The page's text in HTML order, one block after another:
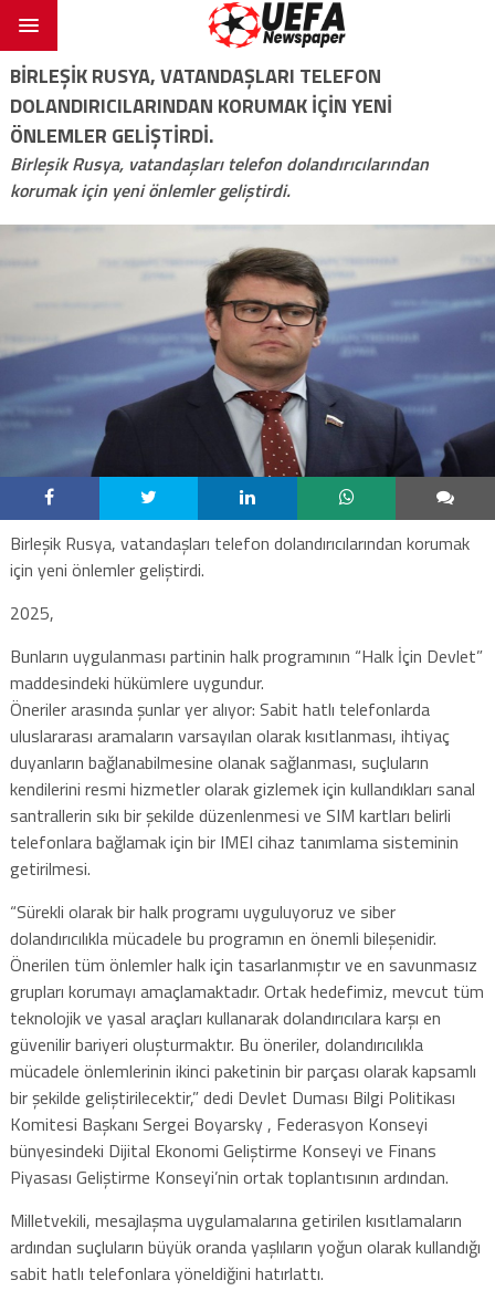
BIRLEŞIK RUSYA, VATANDAŞLARI TELEFON
DOLANDIRICILARINDAN KORUMAK IÇIN YENI
ÖNLEMLER GELIŞTIRDI.
Birleşik Rusya, vatandaşları telefon dolandırıcılarından
korumak için yeni önlemler geliştirdi.
Birleşik Rusya, vatandaşları telefon dolandırıcılarından korumak
için yeni önlemler geliştirdi.
2025,
Bunların uygulanması partinin halk programının “Halk İçin Devlet”
maddesindeki hükümlere uygundur.
Öneriler arasında şunlar yer alıyor: Sabit hatlı telefonlarda
uluslararası aramaların varsayılan olarak kısıtlanması, ihtiyaç
duyanların bağlanabilmesine olanak sağlanması, suçluların
kendilerini resmi hizmetler olarak gizlemek için kullandıkları sanal
santrallerin sıkı bir şekilde düzenlenmesi ve SIM kartları belirli
telefonlara bağlamak için bir IMEI cihaz tanımlama sisteminin
getirilmesi.
“Sürekli olarak bir halk programı uyguluyoruz ve siber
dolandırıcılıkla mücadele bu programın en önemli bileşenidir.
Önerilen tüm önlemler halk için tasarlanmıştır ve en savunmasız
grupları korumayı amaçlamaktadır. Ortak hedefimiz, mevcut tüm
teknolojik ve yasal araçları kullanarak dolandırıcılara karşı en
güvenilir bariyeri oluşturmaktır. Bu öneriler, dolandırıcılıkla
mücadele önlemlerinin ikinci paketinin bir parçası olarak kapsamlı
bir şekilde geliştirilecektir,” dedi Devlet Duması Bilgi Politikası
Komitesi Başkanı Sergei Boyarsky , Federasyon Konseyi
bünyesindeki Dijital Ekonomi Geliştirme Konseyi ve Finans
Piyasası Geliştirme Konseyi’nin ortak toplantısının ardından.
Milletvekili, mesajlaşma uygulamalarına getirilen kısıtlamaların
ardından suçluların büyük oranda yaşlıların yoğun olarak kullandığı
sabit hatlı telefonlara yöneldiğini hatırlattı.